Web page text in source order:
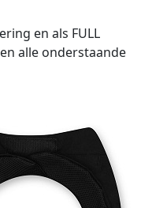
en als FULL
alle onderstaande